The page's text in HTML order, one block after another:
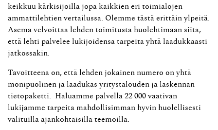
keikkuu kärkisijoilla jopa kaikkien eri toimialojen
ammatti­lehtien vertailussa. Olemme tästä erittäin ylpeitä.
Asema velvoittaa lehden toimitusta huolehtimaan siitä,
että lehti palvelee lukijoidensa tarpeita yhtä laadukkaasti
jatkossakin.
Tavoitteena on, että lehden jokainen numero on yhtä
monipuolinen ja laadukas yritystalouden ja laskennan
tietopaketti. Haluamme palvella 22 000 vaativan
lukijamme tarpeita mahdollisimman hyvin huolellisesti
valituilla ajankohtaisilla teemoilla.